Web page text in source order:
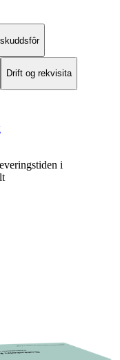
Drift og rekvisita
i